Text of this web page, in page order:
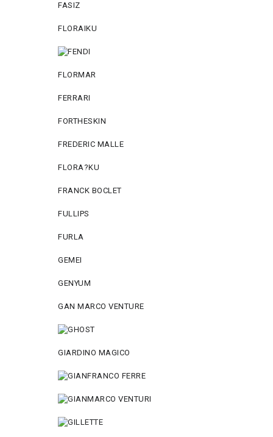
FASIZ
FLORAIKU
FLORMAR
FERRARI
FORTHESKIN
FREDERIC MALLE
FLORA?KU
FRANCK BOCLET
FULLIPS
FURLA
GEMEI
GENYUM
GAN MARCO VENTURE
GIARDINO MAGICO